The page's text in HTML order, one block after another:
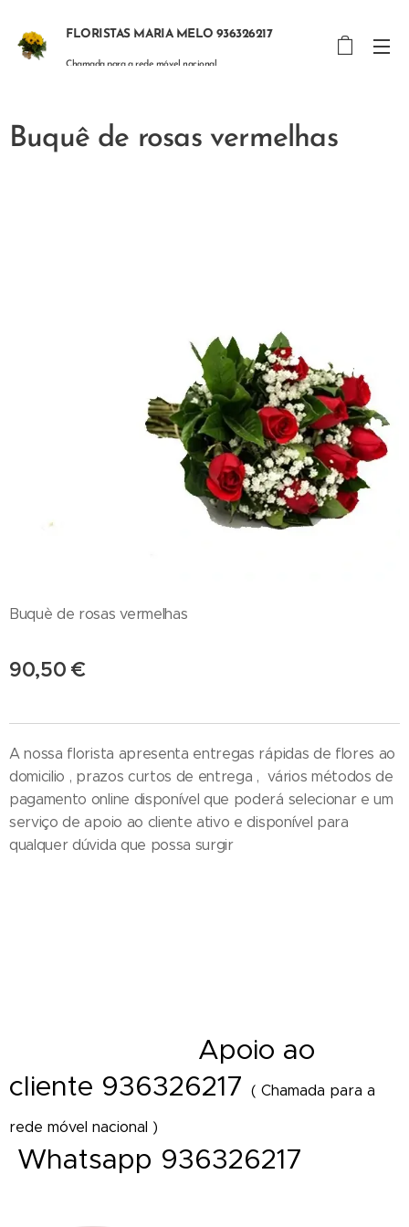
FLORISTAS MARIA MELO 936326217
Chamada para a rede móvel nacional
Buquê de rosas vermelhas
Buquè de rosas vermelhas
90,50 €
A nossa florista apresenta entregas rápidas de flores ao
domicilio , prazos curtos de entrega , vários métodos de
pagamento online disponível que poderá selecionar e um
serviço de apoio ao cliente ativo e disponível para
qualquer dúvida que possa surgir
Apoio ao
cliente 936326217 ( Chamada para a
rede móvel nacional )
Whatsapp 936326217